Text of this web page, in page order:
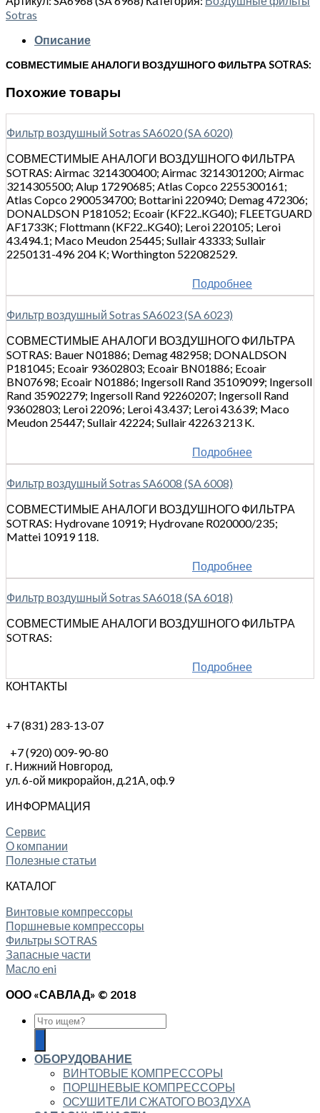
Sotras
Описание
СОВМЕСТИМЫЕ АНАЛОГИ ВОЗДУШНОГО ФИЛЬТРА SOTRAS:
Похожие товары
Фильтр воздушный Sotras SA6020 (SA 6020)
СОВМЕСТИМЫЕ АНАЛОГИ ВОЗДУШНОГО ФИЛЬТРА
SOTRAS: Airmac 3214300400; Airmac 3214301200; Airmac
3214305500; Alup 17290685; Atlas Copco 2255300161;
Atlas Copco 2900534700; Bottarini 220940; Demag 472306;
DONALDSON P181052; Ecoair (KF22..KG40); FLEETGUARD
AF1733K; Flottmann (KF22..KG40); Leroi 220105; Leroi
43.494.1; Maco Meudon 25445; Sullair 43333; Sullair
2250131-496 204 K; Worthington 522082529.
Подробнее
Фильтр воздушный Sotras SA6023 (SA 6023)
СОВМЕСТИМЫЕ АНАЛОГИ ВОЗДУШНОГО ФИЛЬТРА
SOTRAS: Bauer N01886; Demag 482958; DONALDSON
P181045; Ecoair 93602803; Ecoair BN01886; Ecoair
BN07698; Ecoair N01886; Ingersoll Rand 35109099; Ingersoll
Rand 35902279; Ingersoll Rand 92260207; Ingersoll Rand
93602803; Leroi 22096; Leroi 43.437; Leroi 43.639; Maco
Meudon 25447; Sullair 42224; Sullair 42263 213 K.
Подробнее
Фильтр воздушный Sotras SA6008 (SA 6008)
СОВМЕСТИМЫЕ АНАЛОГИ ВОЗДУШНОГО ФИЛЬТРА
SOTRAS: Hydrovane 10919; Hydrovane R020000/235;
Mattei 10919 118.
Подробнее
Фильтр воздушный Sotras SA6018 (SA 6018)
СОВМЕСТИМЫЕ АНАЛОГИ ВОЗДУШНОГО ФИЛЬТРА
SOTRAS:
Подробнее
КОНТАКТЫ
+7 (831) 283-13-07
+7 (920) 009-90-80
г. Нижний Новгород,
ул. 6-ой микрорайон, д.21А,оф.9
ИНФОРМАЦИЯ
Сервис
О компании
Полезные статьи
КАТАЛОГ
Винтовые компрессоры
Поршневые компрессоры
Фильтры SOTRAS
Запасные части
Масло eni
ООО «САВЛАД» © 2018
ОБОРУДОВАНИЕ
ВИНТОВЫЕ КОМПРЕССОРЫ
ПОРШНЕВЫЕ КОМПРЕССОРЫ
ОСУШИТЕЛИ СЖАТОГО ВОЗДУХА